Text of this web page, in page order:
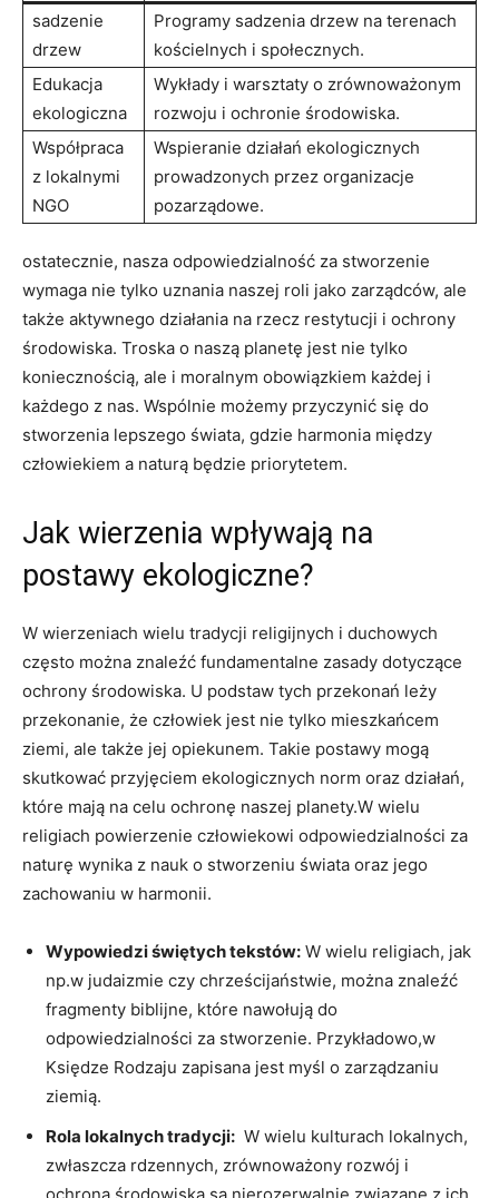
sadzenie
drzew
Programy sadzenia drzew ⁢na terenach
kościelnych i ​społecznych.
Edukacja
ekologiczna
Wykłady i warsztaty o ‍zrównoważonym
rozwoju​ i ochronie środowiska.
Współpraca
z lokalnymi⁣
NGO
Wspieranie działań ekologicznych
‌prowadzonych przez⁣ organizacje‌
pozarządowe.
ostatecznie, nasza ‌odpowiedzialność za stworzenie
wymaga nie ‍tylko uznania ‍naszej roli jako zarządców, ‌ale
⁢także aktywnego ⁢działania na rzecz restytucji ‌i ochrony
środowiska. Troska o ‌naszą ⁣planetę ⁢jest nie tylko⁢
koniecznością, ale i⁣ moralnym obowiązkiem każdej i
każdego z nas. Wspólnie możemy przyczynić⁤ się do
stworzenia lepszego świata, gdzie harmonia ​między
człowiekiem⁤ a naturą⁣ będzie ‍priorytetem.
Jak wierzenia‍ wpływają na
postawy ekologiczne?
W wierzeniach wielu tradycji religijnych i duchowych
‌często ​można⁢ znaleźć fundamentalne zasady ‌dotyczące
ochrony⁢ środowiska. U podstaw tych⁣ przekonań leży
przekonanie, że ⁢człowiek jest nie tylko‍ mieszkańcem
ziemi, ale także‌ jej opiekunem. Takie ⁤postawy ⁣mogą
skutkować przyjęciem ekologicznych​ norm⁣ oraz działań,
które mają na ⁣celu ochronę naszej⁣ planety.W wielu
religiach powierzenie ⁣człowiekowi⁤ odpowiedzialności za
naturę wynika z⁣ nauk o stworzeniu świata oraz ⁤jego
zachowaniu w ​harmonii.
Wypowiedzi świętych tekstów: W wielu religiach, jak
np.w judaizmie czy chrześcijaństwie, można znaleźć
fragmenty biblijne, które nawołują do
odpowiedzialności za stworzenie. Przykładowo,w
Księdze Rodzaju ‍zapisana jest myśl​ o zarządzaniu‍
ziemią.
Rola lokalnych tradycji: ‍ W wielu kulturach‍ lokalnych,
‌zwłaszcza ⁣rdzennych, zrównoważony rozwój i